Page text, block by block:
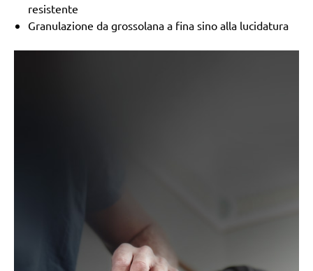
resistente
Granulazione da grossolana a fina sino alla lucidatura